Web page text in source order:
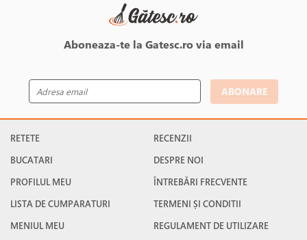
Aboneaza-te la Gatesc.ro via email
ABONARE
RETETE
BUCATARI
PROFILUL MEU
LISTA DE CUMPARATURI
MENIUL MEU
RECENZII
DESPRE NOI
ÎNTREBĂRI FRECVENTE
TERMENI ȘI CONDITII
REGULAMENT DE UTILIZARE